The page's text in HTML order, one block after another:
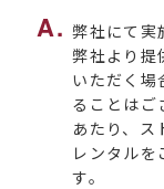
弊社にて実
弊社より提
いただく場
ることはご
あたり、ス
レンタル
す。